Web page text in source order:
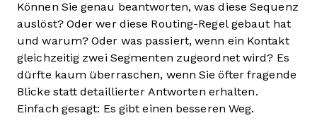
Können Sie genau beantworten, was diese Sequenz
auslöst? Oder wer diese Routing-Regel gebaut hat
und warum? Oder was passiert, wenn ein Kontakt
gleichzeitig zwei Segmenten zugeordnet wird? Es
dürfte kaum überraschen, wenn Sie öfter fragende
Blicke statt detaillierter Antworten erhalten.
Einfach gesagt: Es gibt einen besseren Weg.